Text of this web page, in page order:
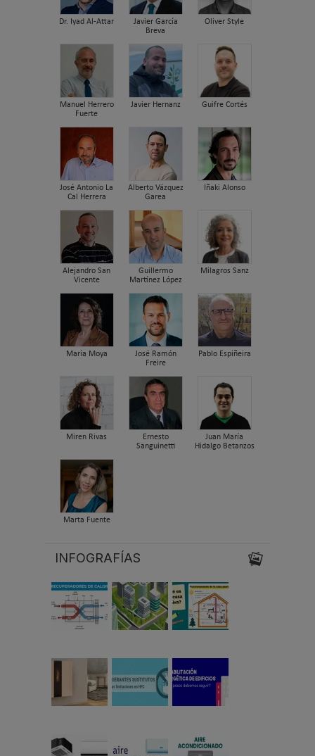
Dr. Iyad Al-Attar
Javier García
Breva
Oliver Style
Manuel Herrero
Fuerte
Javier Hernanz Guifre Cortés
José Antonio La
Cal Herrera
Alberto Vázquez
Garea
Iñaki Alonso
Alejandro San
Vicente
Guillermo
Martínez López
Milagros Sanz
María Moya
José Ramón
Freire
Pablo Espiñeira
Miren Rivas
Ernesto
Sanguinetti
Juan María
Hidalgo Betanzos
Marta Fuente
INFOGRAFÍAS